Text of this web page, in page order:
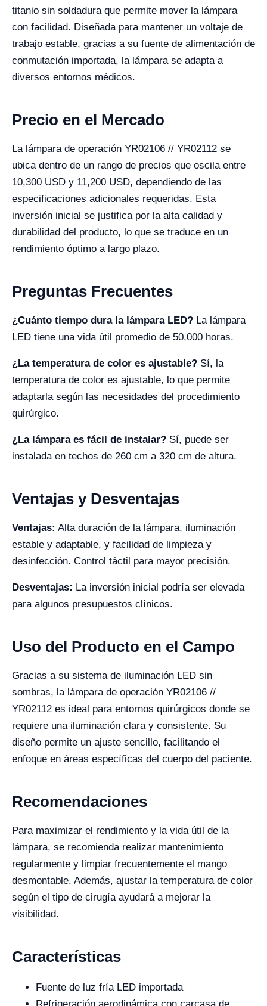
titanio sin soldadura que permite mover la lámpara
con facilidad. Diseñada para mantener un voltaje de
trabajo estable, gracias a su fuente de alimentación de
conmutación importada, la lámpara se adapta a
diversos entornos médicos.
Precio en el Mercado
La lámpara de operación YR02106 // YR02112 se
ubica dentro de un rango de precios que oscila entre
10,300 USD y 11,200 USD, dependiendo de las
especificaciones adicionales requeridas. Esta
inversión inicial se justifica por la alta calidad y
durabilidad del producto, lo que se traduce en un
rendimiento óptimo a largo plazo.
Preguntas Frecuentes
¿Cuánto tiempo dura la lámpara LED? La lámpara
LED tiene una vida útil promedio de 50,000 horas.
¿La temperatura de color es ajustable? Sí, la
temperatura de color es ajustable, lo que permite
adaptarla según las necesidades del procedimiento
quirúrgico.
¿La lámpara es fácil de instalar? Sí, puede ser
instalada en techos de 260 cm a 320 cm de altura.
Ventajas y Desventajas
Ventajas: Alta duración de la lámpara, iluminación
estable y adaptable, y facilidad de limpieza y
desinfección. Control táctil para mayor precisión.
Desventajas: La inversión inicial podría ser elevada
para algunos presupuestos clínicos.
Uso del Producto en el Campo
Gracias a su sistema de iluminación LED sin
sombras, la lámpara de operación YR02106 //
YR02112 es ideal para entornos quirúrgicos donde se
requiere una iluminación clara y consistente. Su
diseño permite un ajuste sencillo, facilitando el
enfoque en áreas específicas del cuerpo del paciente.
Recomendaciones
Para maximizar el rendimiento y la vida útil de la
lámpara, se recomienda realizar mantenimiento
regularmente y limpiar frecuentemente el mango
desmontable. Además, ajustar la temperatura de color
según el tipo de cirugía ayudará a mejorar la
visibilidad.
Características
Fuente de luz fría LED importada